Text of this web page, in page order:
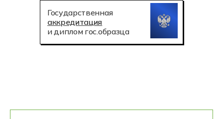
Государственная
аккредитация
и диплом гос.образца